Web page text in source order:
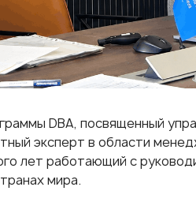
DBA, посвященный
эксперт в области
лет работающий с
мира.